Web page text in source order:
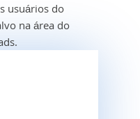
usuários do
na área do